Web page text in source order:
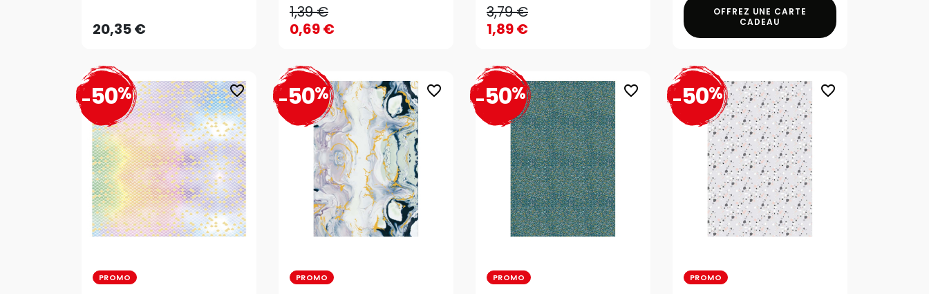
20,35 €AJOUTER AU PANIER
1,39 €
0,69 €AJOUTER AU PANIER
3,79 €
1,89 €AJOUTER AU PANIER
OFFREZ UNE CARTE
CADEAU
favorite_border
-50%
PROMO
favorite_border
-50%
PROMO
favorite_border
-50%
PROMO
favorite_border
-50%
PROMO